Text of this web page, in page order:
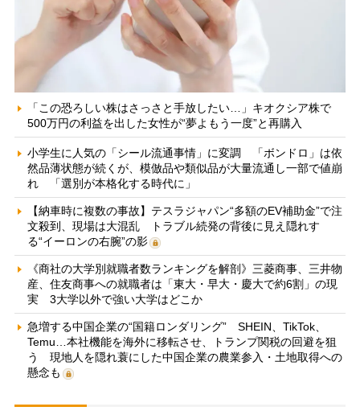
「この恐ろしい株はさっさと手放したい…」キオクシア株で
500万円の利益を出した女性が“夢よもう一度”と再購入
小学生に人気の「シール流通事情」に変調 「ボンドロ」は依
然品薄状態が続くが、模倣品や類似品が大量流通し一部で値崩
れ 「選別が本格化する時代に」
【納車時に複数の事故】テスラジャパン“多額のEV補助金”で注
文殺到、現場は大混乱 トラブル続発の背後に見え隠れす
る“イーロンの右腕”の影
《商社の大学別就職者数ランキングを解剖》三菱商事、三井物
産、住友商事への就職者は「東大・早大・慶大で約6割」の現
実 3大学以外で強い大学はどこか
急増する中国企業の“国籍ロンダリング” SHEIN、TikTok、
Temu…本社機能を海外に移転させ、トランプ関税の回避を狙
う 現地人を隠れ蓑にした中国企業の農業参入・土地取得への
懸念も